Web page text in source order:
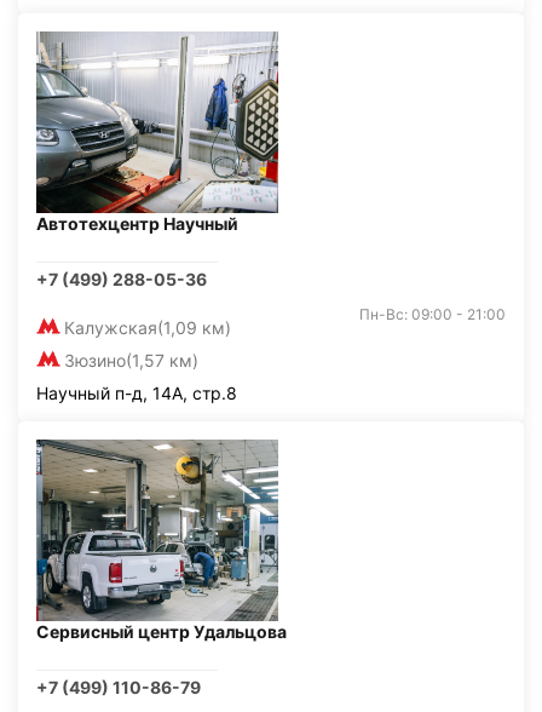
Автотехцентр Научный
+7 (499) 288-05-36
Калужская(1,09 км)
Зюзино(1,57 км)
Пн-Вс: 09:00 - 21:00
Научный п-д, 14А, стр.8
Сервисный центр Удальцова
+7 (499) 110-86-79